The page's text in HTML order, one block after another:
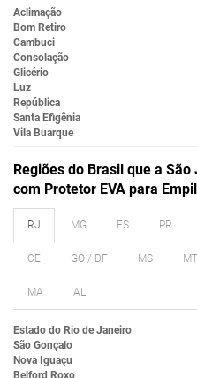
Aclimação
Bom Retiro
Cambuci
Consolação
Glicério
Luz
República
Santa Efigênia
Vila Buarque
Regiões do Brasil que a
com Protetor EVA para
RJ MG ES PR
CE GO / DF MS MT
MA AL
Estado do Rio de Janeiro
São Gonçalo
Nova Iguaçu
Belford Roxo